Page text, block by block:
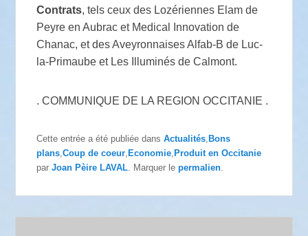
Contrats, tels ceux des Lozériennes Elam de
Peyre en Aubrac et Medical Innovation de
Chanac, et des Aveyronnaises Alfab-B de Luc-
la-Primaube et Les Illuminés de Calmont.
. COMMUNIQUE DE LA REGION OCCITANIE .
Cette entrée a été publiée dansActualités ,Bons
plans ,Coup de coeur ,Economie ,Produit en Occitanie
parJoan Pèire LAVAL . Marquer lepermalien